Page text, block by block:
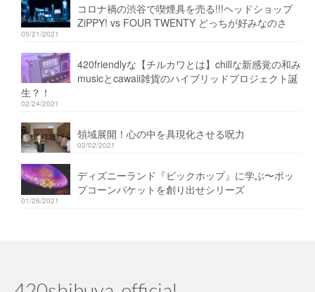
コロナ禍の渋谷で喫煙具を売る!!!ヘッドショップ
ZiPPY! vs FOUR TWENTY どっちが好みなのさ
05/21/2021
420friendlyな【チルカワとは】chillな新感覚の和み
musicとcawaii雑貨のハイブリッドプロジェクト誕
生？！
02/24/2021
領域展開！心の中を具現化させる呪力
02/02/2021
ディズニーランド『ビックホップ』に学ぶ〜ポッ
プコーンバケットを創り出せシリーズ
01/26/2021